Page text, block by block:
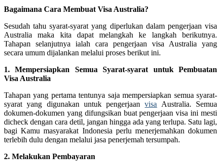
Bagaimana Cara Membuat Visa Australia?
Sesudah tahu syarat-syarat yang diperlukan dalam pengerjaan visa
Australia maka kita dapat melangkah ke langkah berikutnya.
Tahapan selanjutnya ialah cara pengerjaan visa Australia yang
secara umum dijalankan melalui proses berikut ini.
1. Mempersiapkan Semua Syarat-syarat untuk Pembuatan
Visa Australia
Tahapan yang pertama tentunya saja mempersiapkan semua syarat-
syarat yang digunakan untuk pengerjaanvisa Australia. Semua
dokumen-dokumen yang difungsikan buat pengerjaan visa ini mesti
dicheck dengan cara detil, jangan hingga ada yang terlupa. Satu lagi,
bagi Kamu masyarakat Indonesia perlu menerjemahkan dokumen
terlebih dulu dengan melalui jasa penerjemah tersumpah.
2. Melakukan Pembayaran